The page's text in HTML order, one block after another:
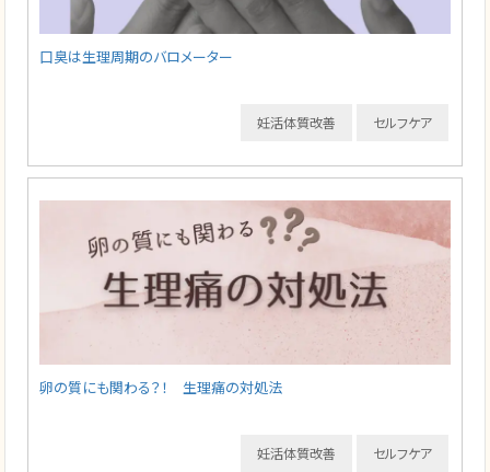
口臭は生理周期のバロメーター
セルフケア
妊活体質改善
卵の質にも関わる？！ 生理痛の対処法
セルフケア
妊活体質改善